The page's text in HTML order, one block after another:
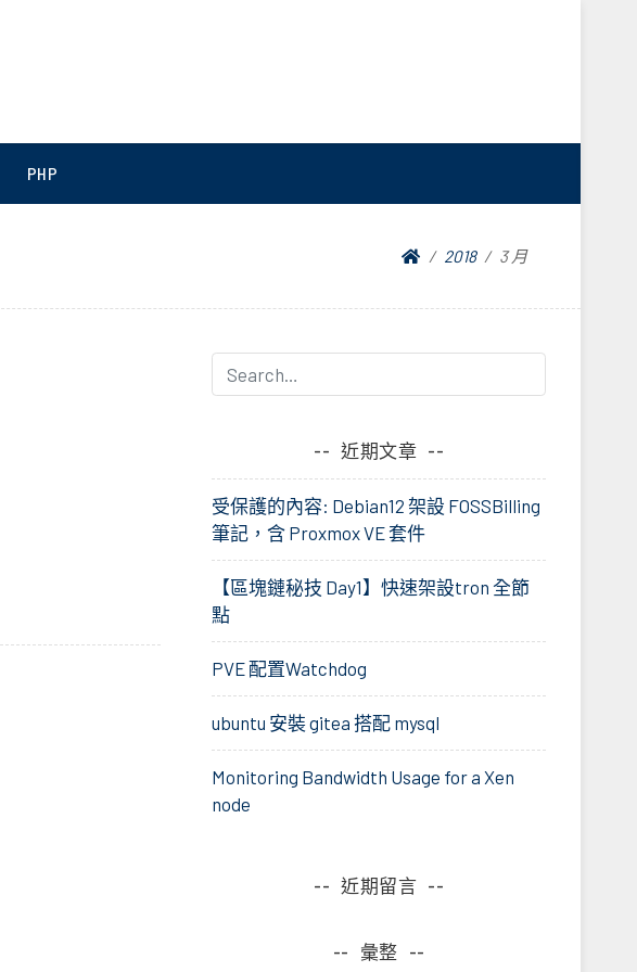
PHP
2018 3 月
近期文章
受保護的內容: Debian12 架設 FOSSBilling
筆記，含 Proxmox VE 套件
【區塊鏈秘技 Day1】快速架設tron 全節
點
PVE 配置Watchdog
ubuntu 安裝 gitea 搭配 mysql
Monitoring Bandwidth Usage for a Xen
node
近期留言
彙整